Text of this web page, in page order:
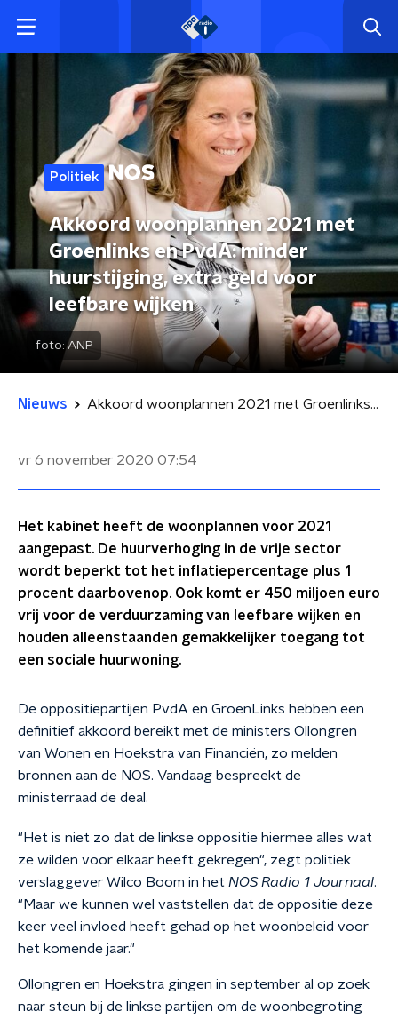
Politiek
Akkoord woonplannen 2021 met
Groenlinks en PvdA: minder
huurstijging, extra geld voor
leefbare wijken
foto:ANP
Nieuws Akkoord woonplannen 2021 met Groenlinks en PvdA: minder huurstijging, extra geld voor leefbare wijken
vr 6 november 2020 07:54
Het kabinet heeft de woonplannen voor 2021
aangepast. De huurverhoging in de vrije sector
wordt beperkt tot het inflatiepercentage plus 1
procent daarbovenop. Ook komt er 450 miljoen euro
vrij voor de verduurzaming van leefbare wijken en
houden alleenstaanden gemakkelijker toegang tot
een sociale huurwoning.
De oppositiepartijen PvdA en GroenLinks hebben een
definitief akkoord bereikt met de ministers Ollongren
van Wonen en Hoekstra van Financiën, zo melden
bronnen aan de NOS. Vandaag bespreekt de
ministerraad de deal.
"Het is niet zo dat de linkse oppositie hiermee alles wat
ze wilden voor elkaar heeft gekregen", zegt politiek
verslaggever Wilco Boom in het NOS Radio 1 Journaal.
"Maar we kunnen wel vaststellen dat de oppositie deze
keer veel invloed heeft gehad op het woonbeleid voor
het komende jaar."
Ollongren en Hoekstra gingen in september al op zoek
naar steun bij de linkse partijen om de woonbegroting